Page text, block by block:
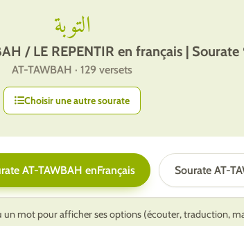
التوبة
/ LE REPENTIR en français | Sourate
AT-TAWBAH · 129 versets
Choisir une autre sourate
AT-TAWBAH enFrançais Sourate AT-
un mot pour afficher ses options (écouter, traduction,